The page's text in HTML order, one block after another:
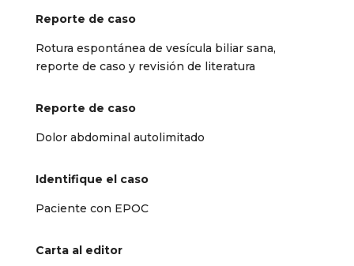
Reporte de caso
Rotura espontánea de vesícula biliar sana,
reporte de caso y revisión de literatura
Reporte de caso
Dolor abdominal autolimitado
Identifique el caso
Paciente con EPOC
Carta al editor